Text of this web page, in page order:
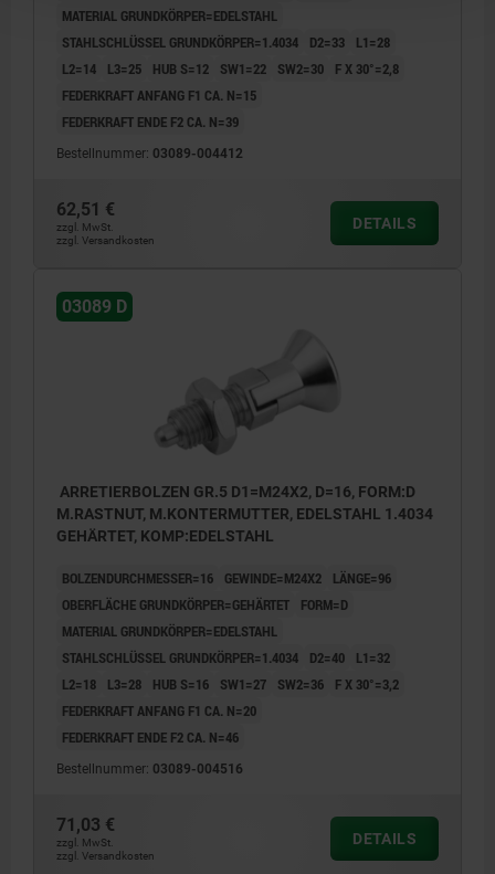
MATERIAL GRUNDKÖRPER=EDELSTAHL
STAHLSCHLÜSSEL GRUNDKÖRPER=1.4034
D2=33
L1=28
L2=14
L3=25 HUB S=12 SW1=22 SW2=30
F X 30°=2,8
FEDERKRAFT ANFANG F1 CA. N=15
FEDERKRAFT ENDE F2 CA. N=39
Bestellnummer: 03089-004412
62,51 €
zzgl. MwSt.
zzgl. Versandkosten
DETAILS
03089 D
ARRETIERBOLZEN GR.5 D1=M24X2, D=16, FORM:D
M.RASTNUT, M.KONTERMUTTER, EDELSTAHL 1.4034
GEHÄRTET, KOMP:EDELSTAHL
BOLZENDURCHMESSER=16 GEWINDE=M24X2
LÄNGE=96
OBERFLÄCHE GRUNDKÖRPER=GEHÄRTET
FORM=D
MATERIAL GRUNDKÖRPER=EDELSTAHL
STAHLSCHLÜSSEL GRUNDKÖRPER=1.4034
D2=40
L1=32
L2=18
L3=28 HUB S=16 SW1=27 SW2=36
F X 30°=3,2
FEDERKRAFT ANFANG F1 CA. N=20
FEDERKRAFT ENDE F2 CA. N=46
Bestellnummer: 03089-004516
71,03 €
zzgl. MwSt.
zzgl. Versandkosten
DETAILS